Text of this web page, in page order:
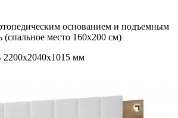
основанием и подъемным
место 160х200 см)
мм